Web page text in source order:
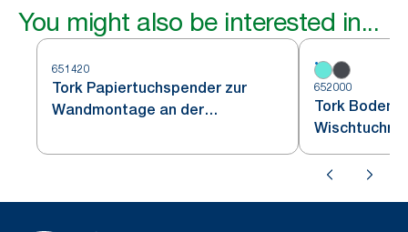
You might also be interested in...
651420
Tork Papiertuchspender zur
Wandmontage an der
Türkis W6
652000
Tork
W1